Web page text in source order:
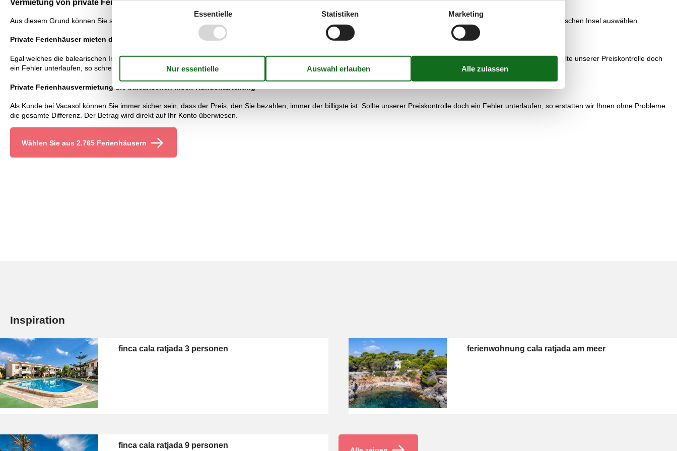
Vermietung von private Ferienhäuser die balearischen Insel: Ihre Vorteile
Aus diesem Grund können Sie sich innerhalb kurzer Zeit einen Überblick über alle Angebote verschaffen und ganz schnell das genau richtige Ferienhaus zur Miete die balearischen Insel auswählen.
Private Ferienhäuser mieten die balearischen Insel: Preisgarantie
Egal welches die balearischen Insel privat Sie sich aussuchen und egal ob Sie darauf Rabatt erhalten oder nicht, Sie sind immer von der Preisgarantie bei Uns eingedeckt. Sollte unserer Preiskontrolle doch
ein Fehler unterlaufen, so schreiben wir mit einem Lächeln die Differenz auf Ihrem Konto gut.
Private Ferienhausvermietung die balearischen Insel: Kundenabteilung
Als Kunde bei Vacasol können Sie immer sicher sein, dass der Preis, den Sie bezahlen, immer der billigste ist. Sollte unserer Preiskontrolle doch ein Fehler unterlaufen, so erstatten wir Ihnen ohne Probleme
die gesamte Differenz. Der Betrag wird direkt auf Ihr Konto überwiesen.
Wählen Sie aus 2.765 Ferienhäusern
Inspiration
finca cala ratjada 3 personen ferienwohnung cala ratjada am meer
finca cala ratjada 9 personen
Essentielle Statistiken Marketing